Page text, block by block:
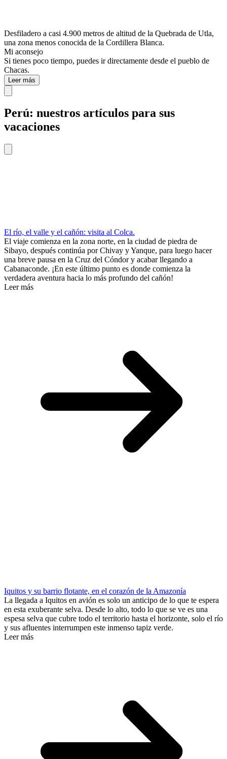
Desfiladero a casi 4.900 metros de altitud de la Quebrada de Utla,
una zona menos conocida de la Cordillera Blanca.
Mi aconsejo
Si tienes poco tiempo, puedes ir directamente desde el pueblo de
Chacas.
Leer más
Perú: nuestros artículos para sus
vacaciones
El río, el valle y el cañón: visita al Colca.
El viaje comienza en la zona norte, en la ciudad de piedra de
Sibayo, después continúa por Chivay y Yanque, para luego hacer
una breve pausa en la Cruz del Cóndor y acabar llegando a
Cabanaconde. ¡En este último punto es donde comienza la
verdadera aventura hacia lo más profundo del cañón!
Leer más
Iquitos y su barrio flotante, en el corazón de la Amazonía
La llegada a Iquitos en avión es solo un anticipo de lo que te espera
en esta exuberante selva. Desde lo alto, todo lo que se ve es una
espesa selva que cubre todo el territorio hasta el horizonte, solo el río
y sus afluentes interrumpen este inmenso tapiz verde.
Leer más